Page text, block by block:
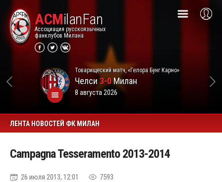
ACMilanFan
Ассоциация русскоязычных
фанклубов Милана
Товарищеский матч, «Гелора Бунг Карно»
Челси3-0Милан
8 августа 2026
ЛЕНТА НОВОСТЕЙ ФК МИЛАН
Campagna Tesseramento 2013-2014
26 июля 2013, 12:01 7593